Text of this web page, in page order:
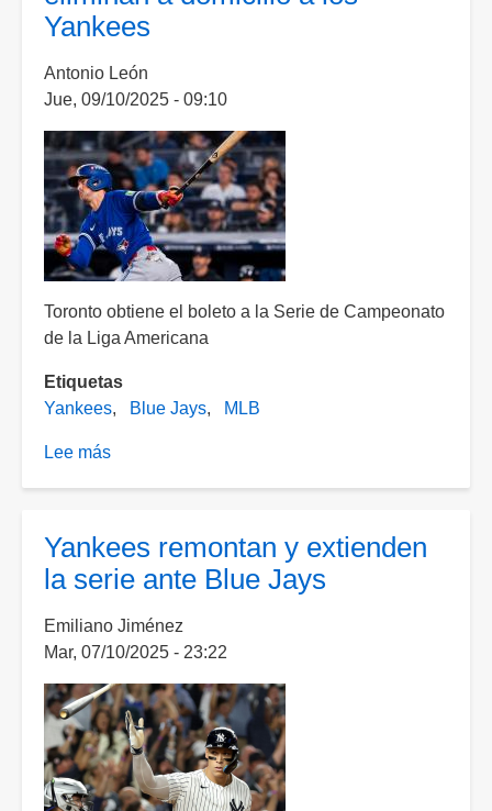
de
MLB
con
blanqueada
sobre
Giants
Yankees
Antonio León
Jue, 09/10/2025 - 09:10
Toronto obtiene el boleto a la Serie de Campeonato
de la Liga Americana
Etiquetas
Yankees
Blue Jays MLB
Lee más
Jays
eliminan
domicilio
a
los
Yankees
Yankees remontan y extienden
la serie ante Blue Jays
Emiliano Jiménez
Mar, 07/10/2025 - 23:22